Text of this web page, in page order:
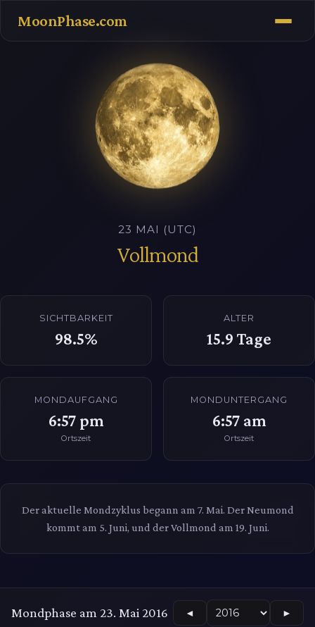
MoonPhase.com
23 MAI (UTC)
Vollmond
SICHTBARKEIT
98.5%
ALTER
15.9 Tage
MONDAUFGANG
6:57 pm
Ortszeit
MONDUNTERGANG
6:57 am
Ortszeit
Der aktuelle Mondzyklus begann am 7. Mai. Der Neumond
kommt am 5. Juni, und der Vollmond am 19. Juni.
Mondphase am 23. Mai 2016 ◄ ►